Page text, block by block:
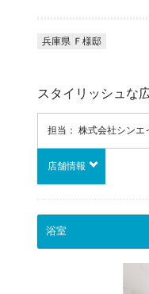
兵庫県 Ｆ様邸
スタイリッシュな
担当： 株式会社シンエ
店舗情報